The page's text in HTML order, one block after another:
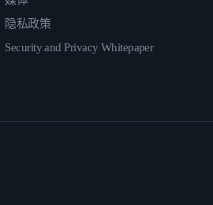
隐私政策
Security and Privacy Whitepaper